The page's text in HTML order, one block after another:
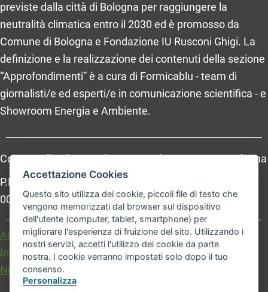
previste dalla città di Bologna per raggiungere la
neutralità climatica entro il 2030 ed è promosso da
Comune di Bologna e Fondazione IU Rusconi Ghigi. La
definizione e la realizzazione dei contenuti della sezione
“Approfondimenti” è a cura di Formicablu - team di
giornalisti/e ed esperti/e in comunicazione scientifica - e
Showroom Energia e Ambiente.
Comune di Bologna, Piazza Maggiore, 6 - 40124 Bologna
P.Iva: 01232710374 - Cod. IBAN: IT 88 R 02008 02435
000020067156
Accessibilità
Carta dei valori
Informativa sul trattamento dei dati personali
Note legali
Accettazione Cookies
Questo sito utilizza dei cookie, piccoli file di testo che
vengono memorizzati dal browser sul dispositivo
dell'utente (computer, tablet, smartphone) per
migliorare l'esperienza di fruizione del sito. Utilizzando i
nostri servizi, accetti l'utilizzo dei cookie da parte
nostra. I cookie verranno impostati solo dopo il tuo
consenso.
Personalizza